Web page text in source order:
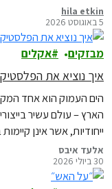
hila etkin
5 באוגוסט 2026
מבזקים אקלים
איך נוציא את
הים העמוק הוא אחד
הארץ – עולם עשיר
ייחודיות, אשר אינן
אלעד איבס
30 ביולי 2026